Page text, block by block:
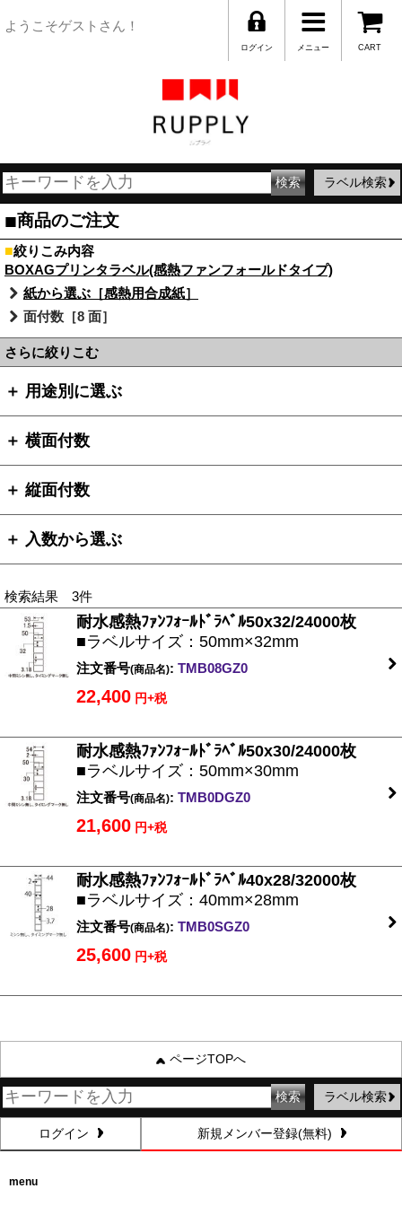
ようこそゲストさん！
CART
メニュー
ログイン
ラベル検索
■商品のご注文
■絞りこみ内容
BOXAGプリンタラベル(感熱ファンフォールドタイプ)
紙から選ぶ［感熱用合成紙］
面付数［8 面］
さらに絞りこむ
＋ 用途別に選ぶ
＋ 横面付数
＋ 縦面付数
＋ 入数から選ぶ
検索結果 3件
耐水感熱ﾌｧﾝﾌｫｰﾙﾄﾞﾗﾍﾞﾙ50x32/24000枚
■ラベルサイズ：50mm×32mm
注文番号(商品名): TMB08GZ0
22,400 円+税
耐水感熱ﾌｧﾝﾌｫｰﾙﾄﾞﾗﾍﾞﾙ50x30/24000枚
■ラベルサイズ：50mm×30mm
注文番号(商品名): TMB0DGZ0
21,600 円+税
耐水感熱ﾌｧﾝﾌｫｰﾙﾄﾞﾗﾍﾞﾙ40x28/32000枚
■ラベルサイズ：40mm×28mm
注文番号(商品名): TMB0SGZ0
25,600 円+税
ページTOPへ
ラベル検索
ログイン 新規メンバー登録(無料)
menu